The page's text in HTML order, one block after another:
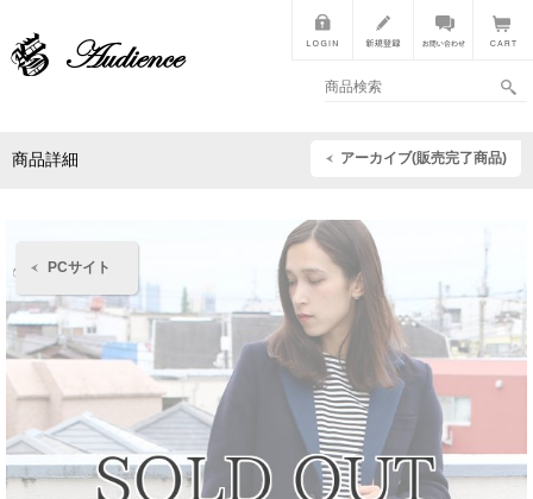
PCサイト
商品詳細 アーカイブ(販売完了商品)